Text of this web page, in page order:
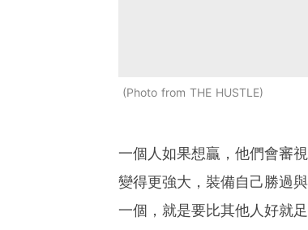
Photo from THE HUSTLE
一個人如果想贏，他們會審
變得更強大，裝備自己勝過
一個，就是要比其他人好就